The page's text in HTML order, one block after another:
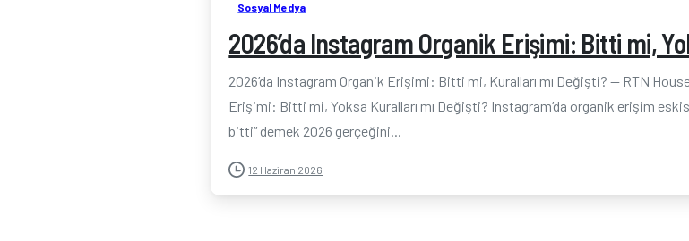
Sosyal Medya
2026’da Instagram Organik Erişimi: Bitti mi,
2026’da Instagram Organik Erişimi: Bitti mi, Kuralları mı Değişti? — RTN
Erişimi: Bitti mi, Yoksa Kuralları mı Değişti? Instagram’da organik erişim
bitti” demek 2026 gerçeğini...
12 Haziran 2026